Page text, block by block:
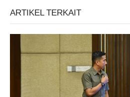
ARTIKEL TERKAIT